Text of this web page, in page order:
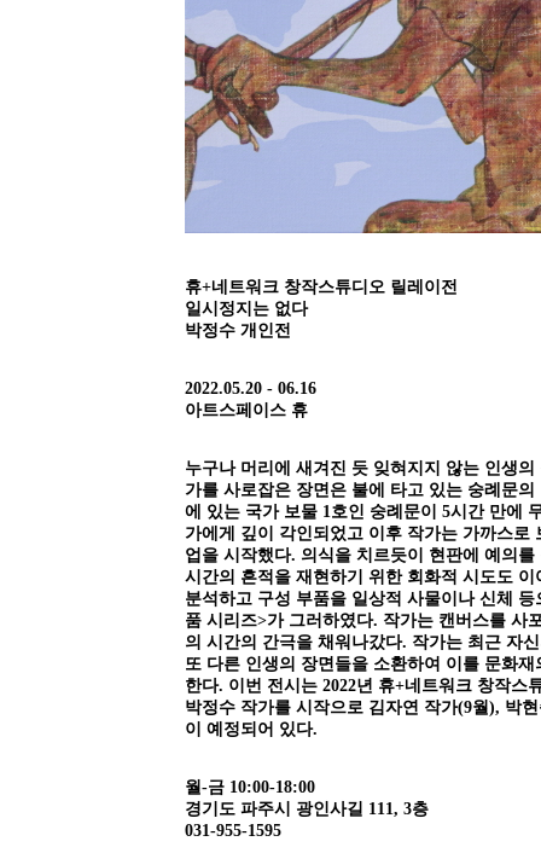
휴+네트워크 창작스튜디오 릴레이전
일시정지는 없다
박정수 개인전
2022.05.20 - 06.16
아트스페이스 휴
누구나 머리에 새겨진 듯 잊혀지지 않는 인생
가를 사로잡은 장면은 불에 타고 있는 숭례문
에 있는 국가 보물 1호인 숭례문이 5시간 만에
가에게 깊이 각인되었고 이후 작가는 가까스로
업을 시작했다. 의식을 치르듯이 현판에 예의
시간의 흔적을 재현하기 위한 회화적 시도도
분석하고 구성 부품을 일상적 사물이나 신체
품 시리즈>가 그러하였다. 작가는 캔버스를 사
의 시간의 간극을 채워나갔다. 작가는 최근 자
또 다른 인생의 장면들을 소환하여 이를 문화
한다. 이번 전시는 2022년 휴+네트워크 창작스
박정수 작가를 시작으로 김자연 작가(9월), 박
이 예정되어 있다.
월-금 10:00-18:00
경기도 파주시 광인사길 111, 3층
031-955-1595